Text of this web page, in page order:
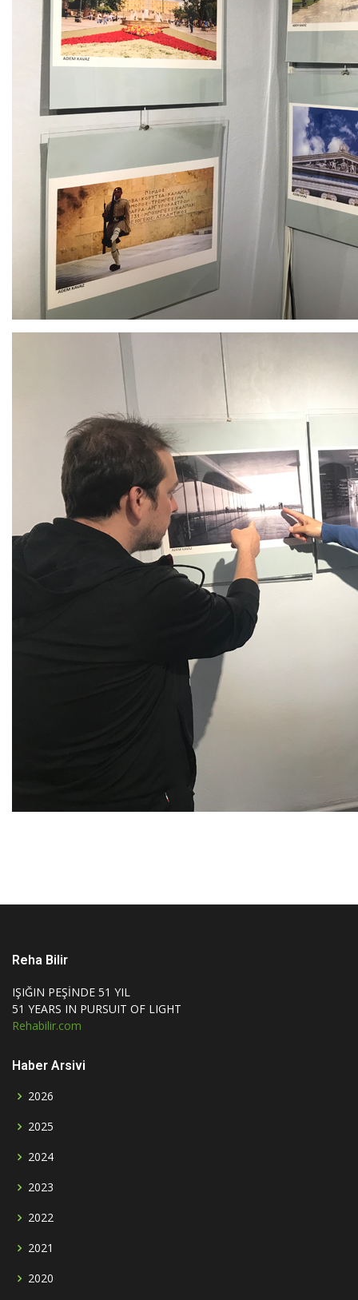
Reha Bilir
IŞIĞIN PEŞİNDE 51 YIL
51 YEARS IN PURSUIT OF LIGHT
Rehabilir.com
Haber Arsivi
2026
2025
2024
2023
2022
2021
2020